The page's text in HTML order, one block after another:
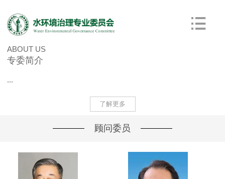
ABOUT US
专委简介
...
了解更多
顾问委员